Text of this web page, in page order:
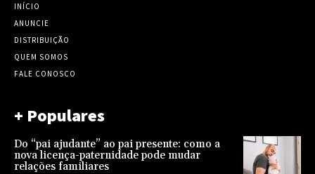
INÍCIO
ANUNCIE
DISTRIBUIÇÃO
QUEM SOMOS
FALE CONOSCO
+ Populares
Do “pai ajudante” ao pai presente: como a
nova licença-paternidade pode mudar
relações familiares